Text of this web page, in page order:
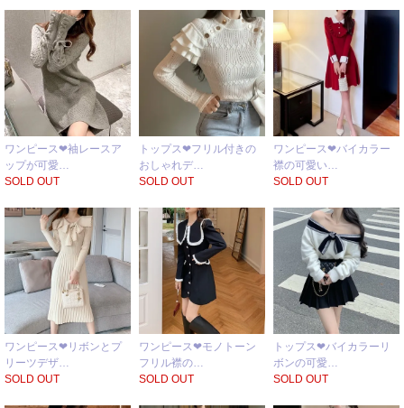
ワンピース❤袖レースア
ップが可愛…
SOLD OUT
トップス❤フリル付きの
おしゃれデ…
SOLD OUT
ワンピース❤バイカラー
襟の可愛い…
SOLD OUT
ワンピース❤リボンとプ
リーツデザ…
SOLD OUT
ワンピース❤モノトーン
フリル襟の…
SOLD OUT
トップス❤バイカラーリ
ボンの可愛…
SOLD OUT